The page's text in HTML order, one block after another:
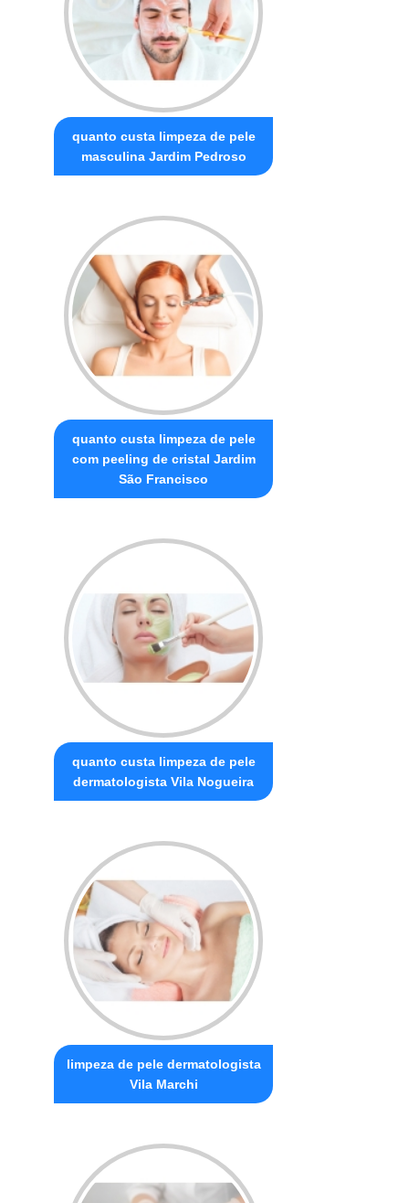
quanto custa limpeza de pele
masculina Jardim Pedroso
quanto custa limpeza de pele
com peeling de cristal Jardim
São Francisco
quanto custa limpeza de pele
dermatologista Vila Nogueira
limpeza de pele dermatologista
Vila Marchi